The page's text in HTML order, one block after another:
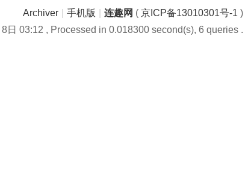
Archiver 手机版 连趣网 ( 京ICP备13010301号-1 )
日 03:12 , Processed in 0.018300 second(s), 6 queries .